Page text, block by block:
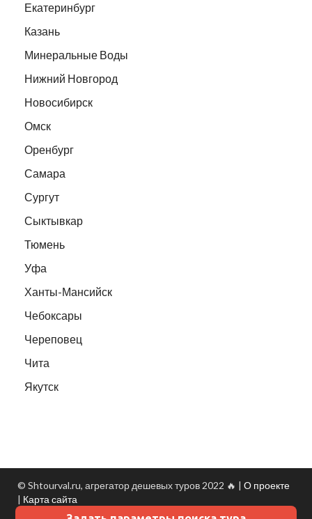
Екатеринбург
Казань
Минеральные Воды
Нижний Новгород
Новосибирск
Омск
Оренбург
Самара
Сургут
Сыктывкар
Тюмень
Уфа
Ханты-Мансийск
Чебоксары
Череповец
Чита
Якутск
© Shtourval.ru, агрегатор дешевых туров 2022 🔥 | О проекте
| Карта сайта